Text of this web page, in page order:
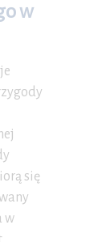
w
się
w